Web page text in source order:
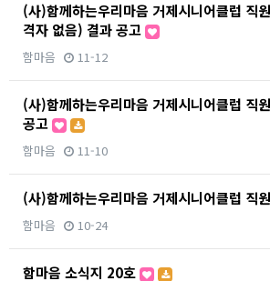
(사)함께하는우리마음 거제시니어클럽 직
격자 없음) 결과 공고
함마음 11-12
(사)함께하는우리마음 거제시니어클럽 직
공고
함마음 11-10
(사)함께하는우리마음 거제시니어클럽 직
함마음 10-24
함마음 소식지 20호